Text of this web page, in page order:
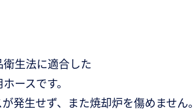
生法に適合した
ースです。
発生せず、また焼却炉を傷めません。